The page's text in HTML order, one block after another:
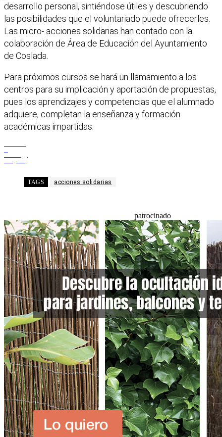
desarrollo personal, sintiéndose útiles y descubriendo
las posibilidades que el voluntariado puede ofrecerles.
Las micro- acciones solidarias han contado con la
colaboración de Área de Educación del Ayuntamiento
de Coslada.
Para próximos cursos se hará un llamamiento a los
centros para su implicación y aportación de propuestas,
pues los aprendizajes y competencias que el alumnado
adquiere, completan la enseñanza y formación
académicas impartidas.
TAGS acciones solidarias
patrocinado